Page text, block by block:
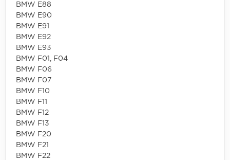
BMW E88
BMW E90
BMW E91
BMW E92
BMW E93
BMW F01, F04
BMW F06
BMW F07
BMW F10
BMW F11
BMW F12
BMW F13
BMW F20
BMW F21
BMW F22